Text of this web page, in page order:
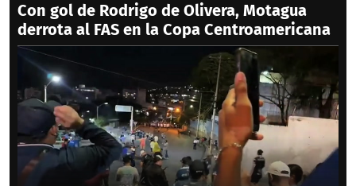
Con gol de Rodrigo de Olivera, Motagua
derrota al FAS en la Copa Centroamericana